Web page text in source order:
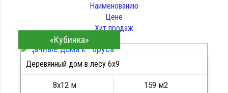
Наименованию
Цене
Хит продаж
ПОДРОБНЕЕ
«Кубинка»
Деревянный дом в лесу 6x9
8х12 м 159 м2